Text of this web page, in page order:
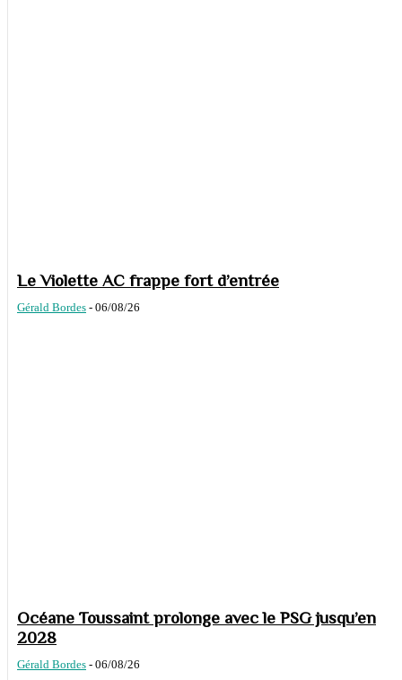
Le Violette AC frappe fort d’entrée
Gérald Bordes - 06/08/26
Océane Toussaint prolonge avec le PSG jusqu’en
2028
Gérald Bordes - 06/08/26